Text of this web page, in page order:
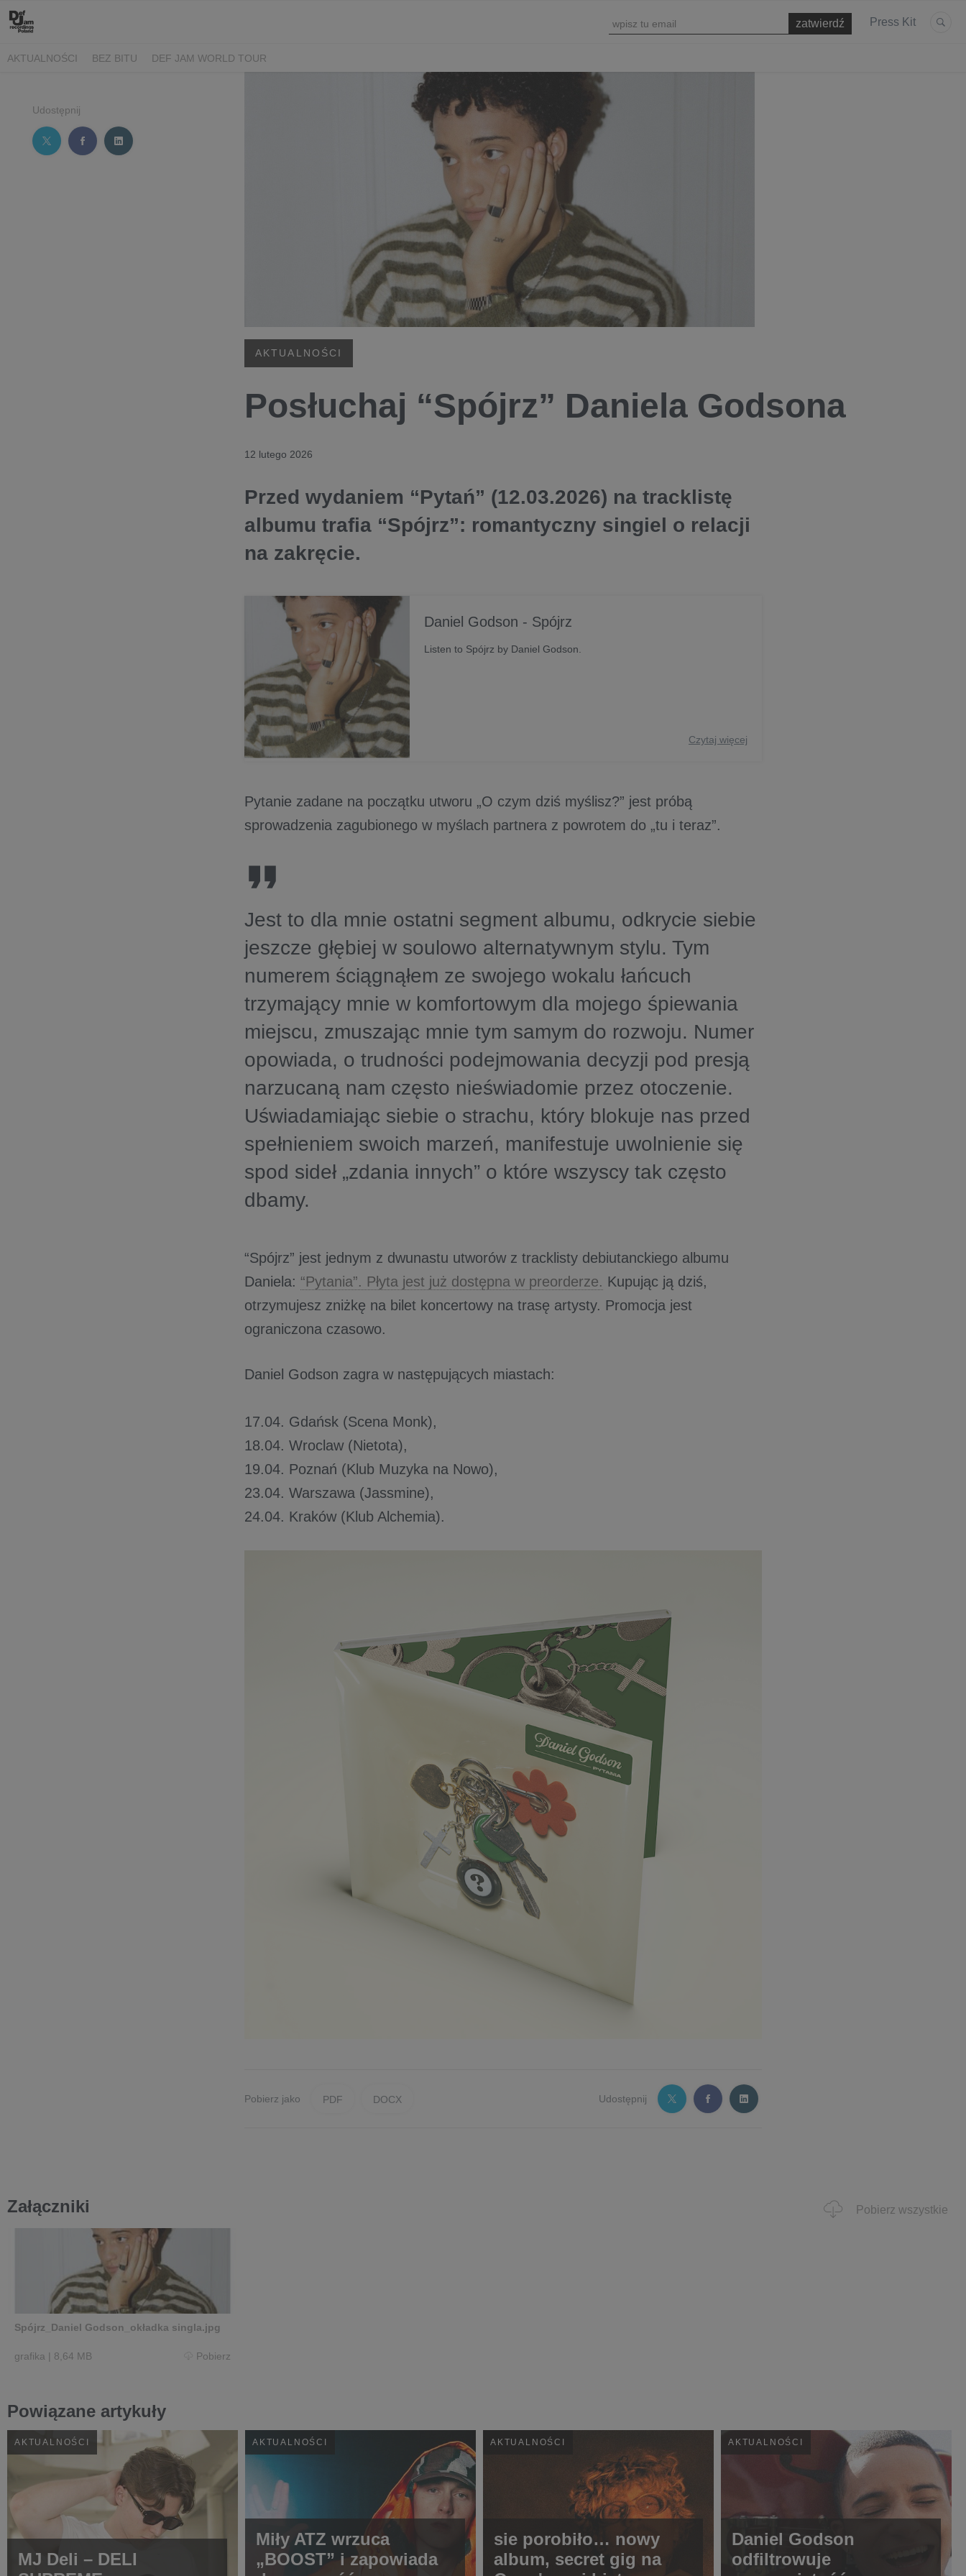
Press Kit
AKTUALNOŚCI BEZ BITU DEF JAM WORLD TOUR
Udostępnij
AKTUALNOŚCI
Posłuchaj “Spójrz” Daniela Godsona
12 lutego 2026
Przed wydaniem “Pytań” (12.03.2026) na tracklistę
albumu trafia “Spójrz”: romantyczny singiel o relacji
na zakręcie.
Daniel Godson - Spójrz
Listen to Spójrz by Daniel Godson.
Czytaj więcej
Pytanie zadane na początku utworu „O czym dziś myślisz?” jest próbą
sprowadzenia zagubionego w myślach partnera z powrotem do „tu i teraz”.
Jest to dla mnie ostatni segment albumu, odkrycie siebie
jeszcze głębiej w soulowo alternatywnym stylu. Tym
numerem ściągnąłem ze swojego wokalu łańcuch
trzymający mnie w komfortowym dla mojego śpiewania
miejscu, zmuszając mnie tym samym do rozwoju. Numer
opowiada, o trudności podejmowania decyzji pod presją
narzucaną nam często nieświadomie przez otoczenie.
Uświadamiając siebie o strachu, który blokuje nas przed
spełnieniem swoich marzeń, manifestuje uwolnienie się
spod sideł „zdania innych” o które wszyscy tak często
dbamy.
“Spójrz” jest jednym z dwunastu utworów z tracklisty debiutanckiego albumu
Daniela: “Pytania”. Płyta jest już dostępna w preorderze. Kupując ją dziś,
otrzymujesz zniżkę na bilet koncertowy na trasę artysty. Promocja jest
ograniczona czasowo.
Daniel Godson zagra w następujących miastach:
17.04. Gdańsk (Scena Monk),
18.04. Wroclaw (Nietota),
19.04. Poznań (Klub Muzyka na Nowo),
23.04. Warszawa (Jassmine),
24.04. Kraków (Klub Alchemia).
Pobierz jako PDF DOCX Udostępnij
Załączniki Pobierz wszystkie
Spójrz_Daniel Godson_okładka singla.jpg
grafika | 8,64 MB Pobierz
Powiązane artykuły
AKTUALNOŚCI
MJ Deli – DELI
AKTUALNOŚCI
Miły ATZ wrzuca
„BOOST” i zapowiada
AKTUALNOŚCI
sie porobiło… nowy
album, secret gig na
AKTUALNOŚCI
Daniel Godson
odfiltrowuje